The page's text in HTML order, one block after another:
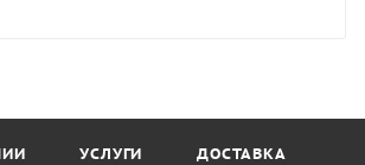
УСЛУГИ ДОСТАВКА